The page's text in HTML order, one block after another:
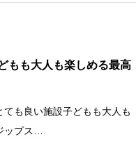
もも大人も楽しめる最高
も良い施設子どもも大人も
ップス…